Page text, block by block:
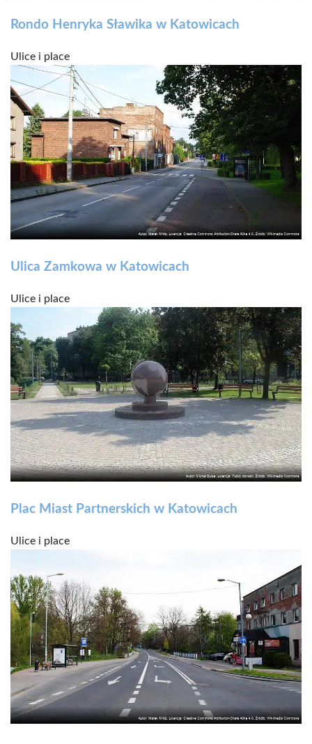
Rondo Henryka Sławika w Katowicach
Ulice i place
Ulica Zamkowa w Katowicach
Ulice i place
Plac Miast Partnerskich w Katowicach
Ulice i place